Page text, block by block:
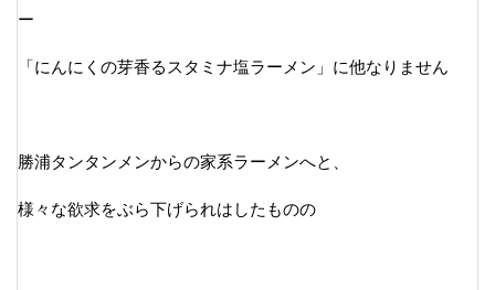
ー
「にんにくの芽香るスタミナ塩ラーメン」に他なりません
勝浦タンタンメンからの家系ラーメンへと、
様々な欲求をぶら下げられはしたものの